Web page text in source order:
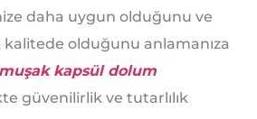
daha uygun olduğunu ve
olduğunu anlamanıza
kapsül dolum
güvenilirlik ve tutarlılık